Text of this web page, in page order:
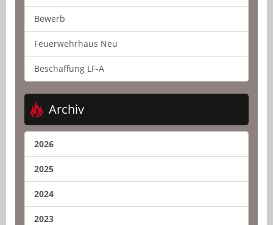
Bewerb
Feuerwehrhaus Neu
Beschaffung LF-A
Archiv
2026
2025
2024
2023